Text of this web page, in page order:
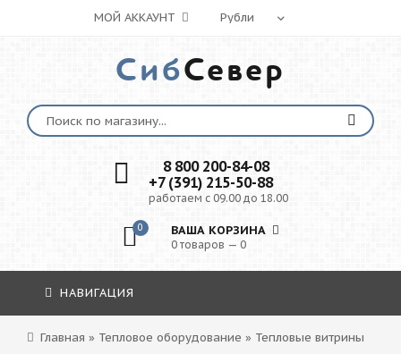
МОЙ АККАУНТ
СибСевер
8 800 200-84-08
+7 (391) 215-50-88
работаем с 09.00 до 18.00
0 ВАША КОРЗИНА
0 товаров — 0
НАВИГАЦИЯ
Главная » Тепловое оборудование » Тепловые витрины